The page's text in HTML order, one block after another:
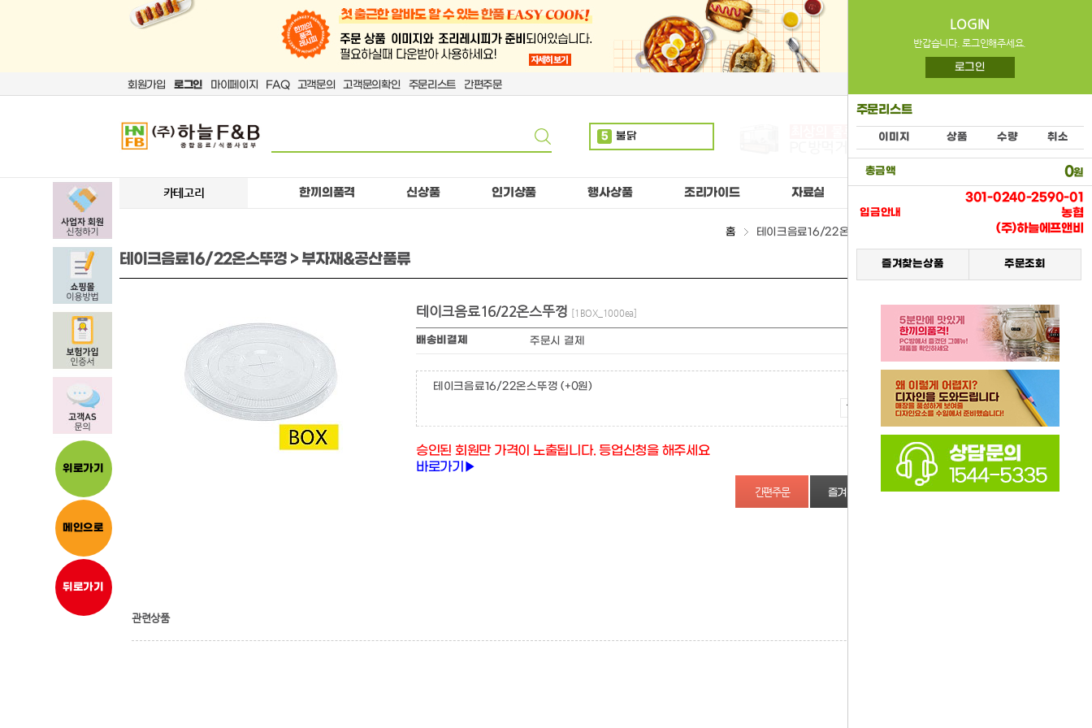
회원가입 로그인 마이페이지 FAQ 고객문의 고객문의확인 주문리스트 간편주문
5 불닭
7 몬스터
1 펩시
2 만두
3 코카
위로가기
메인으로
뒤로가기
카테고리 한끼의품격 신상품 인기상품 행사상품 조리가이드 자료실
홈 테이크음료16/22온스뚜껑 > 부자재&공산품류
테이크음료16/22온스뚜껑 > 부자재&공산품류
LOGIN
반갑습니다. 로그인해주세요.
로그인
주문리스트
이미지 상품 수량 취소
총금액 0원
입금안내
301-0240-2590-01
농협
(주)하늘에프앤비
즐겨찾는상품 주문조회
테이크음료16/22온스뚜껑 [1BOX_1000ea]
배송비결제 주문시 결제
테이크음료16/22온스뚜껑 (+0원)
증가
감소
승인된 회원만 가격이 노출됩니다. 등업신청을 해주세요
바로가기▶
즐겨찾기 상품정보
관련상품